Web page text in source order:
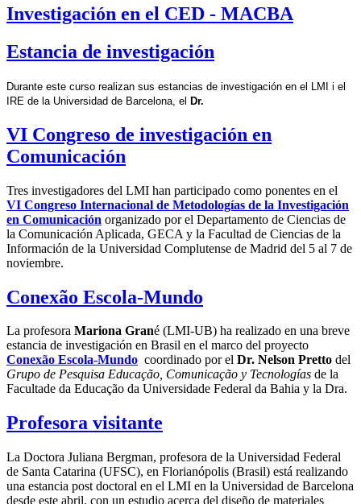
Investigación en el CED - MACBA
Estancia de investigación
Durante este curso realizan sus estancias de investigación en el LMI i el
IRE de la Universidad de Barcelona, el Dr.
VI Congreso de investigación en
Comunicación
Tres investigadores del LMI han participado como ponentes en el
VI Congreso Internacional de Metodologías de la Investigación
en Comunicación organizado por el Departamento de Ciencias de
la Comunicación Aplicada, GECA y la Facultad de Ciencias de la
Información de la Universidad Complutense de Madrid del 5 al 7 de
noviembre.
Conexão Escola-Mundo
La profesora Mariona Grané (LMI-UB) ha realizado en una breve
estancia de investigación en Brasil en el marco del proyecto
Conexão Escola-Mundo coordinado por el Dr. Nelson Pretto del
Grupo de Pesquisa Educação, Comunicação y Tecnologías de la
Facultade da Educação da Universidade Federal da Bahia y la Dra.
Profesora visitante
La Doctora Juliana Bergman, profesora de la Universidad Federal
de Santa Catarina (UFSC), en Florianópolis (Brasil) está realizando
una estancia post doctoral en el LMI en la Universidad de Barcelona
desde este abril, con un estudio acerca del diseño de materiales